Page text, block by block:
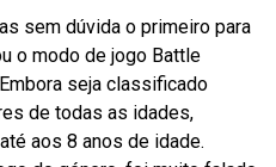
sem dúvida o primeiro para
o modo de jogo Battle
seja classificado
de todas as idades,
aos 8 anos de idade.